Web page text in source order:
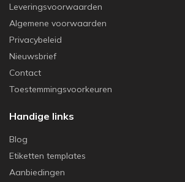
Leveringsvoorwaarden
Algemene voorwaarden
Privacybeleid
Nieuwsbrief
Contact
Toestemmingsvoorkeuren
Handige links
Blog
Etiketten templates
Aanbiedingen